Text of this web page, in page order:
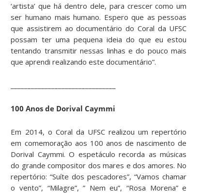
‘artista’ que há dentro dele, para crescer como um
ser humano mais humano. Espero que as pessoas
que assistirem ao documentário do Coral da UFSC
possam ter uma pequena ideia do que eu estou
tentando transmitir nessas linhas e do pouco mais
que aprendi realizando este documentário”.
100 Anos de Dorival Caymmi
Em 2014, o Coral da UFSC realizou um repertório
em comemoração aos 100 anos de nascimento de
Dorival Caymmi. O espetáculo recorda as músicas
do grande compositor dos mares e dos amores. No
repertório: “Suíte dos pescadores”, “Vamos chamar
o vento”, “Milagre”, ” Nem eu”, “Rosa Morena” e